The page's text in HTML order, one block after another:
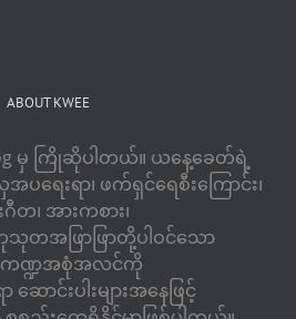
ABOUT KWEE
မှ ကြိုဆိုပါတယ်။ ယနေ့ခေတ်ရဲ့
ေးရာ၊ ဖက်ရှင်ရေစီးကြောင်း၊
တ၊ အားကစား၊
အဖြာဖြာတို့ပါဝင်သော
ကဏ္ဍအစုံအလင်ကို
ဆောင်းပါးများအနေဖြင့်